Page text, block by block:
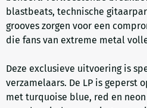
blastbeats, technische
grooves zorgen voor een
die fans van extreme metal
Deze exclusieve uitvoering is
verzamelaars. De LP is geperst
met turquoise blue, red en